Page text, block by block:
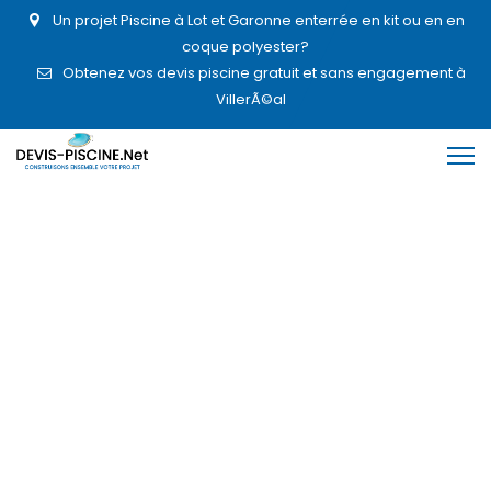
Un projet Piscine à Lot et Garonne enterrée en kit ou en en
coque polyester?
Obtenez vos devis piscine gratuit et sans engagement à
VillerÃ©al